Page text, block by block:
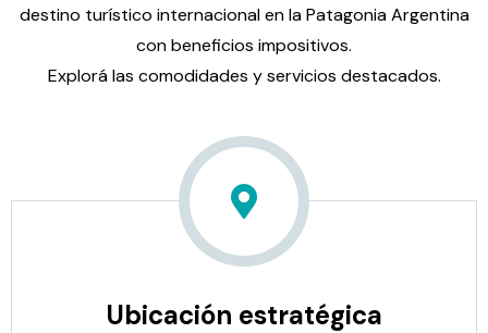
destino turístico internacional en la Patagonia Argentina
con beneficios impositivos.
Explorá las comodidades y servicios destacados.
Ubicación estratégica